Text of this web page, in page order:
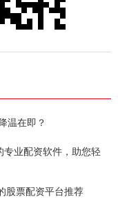
温在即？
业配资软件，助您轻
股票配资平台推荐